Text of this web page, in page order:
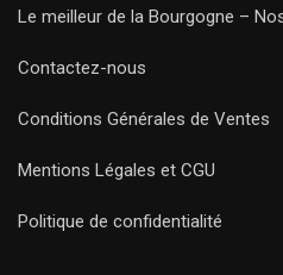
Le meilleur de la Bourgogne –
Contactez-nous
Conditions Générales de Ventes
Mentions Légales et CGU
Politique de confidentialité